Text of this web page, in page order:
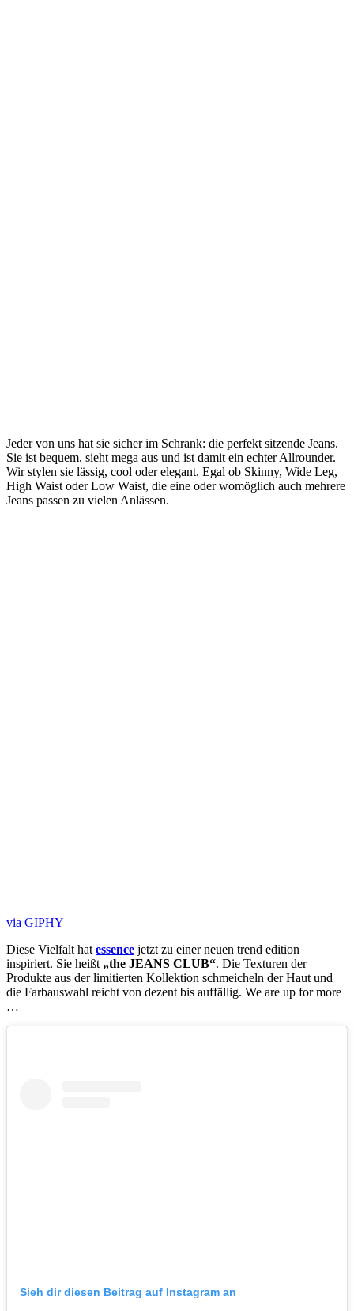
Jeder von uns hat sie sicher im Schrank: die perfekt sitzende Jeans.
Sie ist bequem, sieht mega aus und ist damit ein echter Allrounder.
Wir stylen sie lässig, cool oder elegant. Egal ob Skinny, Wide Leg,
High Waist oder Low Waist, die eine oder womöglich auch mehrere
Jeans passen zu vielen Anlässen.
via GIPHY
Diese Vielfalt hat essence jetzt zu einer neuen trend edition
inspiriert. Sie heißt „the JEANS CLUB“. Die Texturen der
Produkte aus der limitierten Kollektion schmeicheln der Haut und
die Farbauswahl reicht von dezent bis auffällig. We are up for more
…
Sieh dir diesen Beitrag auf Instagram an